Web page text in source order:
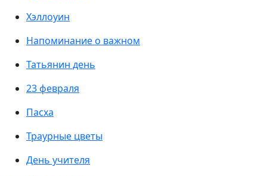
Хэллоуин
Напоминание о важном
Татьянин день
23 февраля
Пасха
Траурные цветы
День учителя